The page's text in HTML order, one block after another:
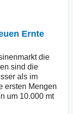
Ernte
die
sind die
als im
ersten Mengen
um 10.000 mt